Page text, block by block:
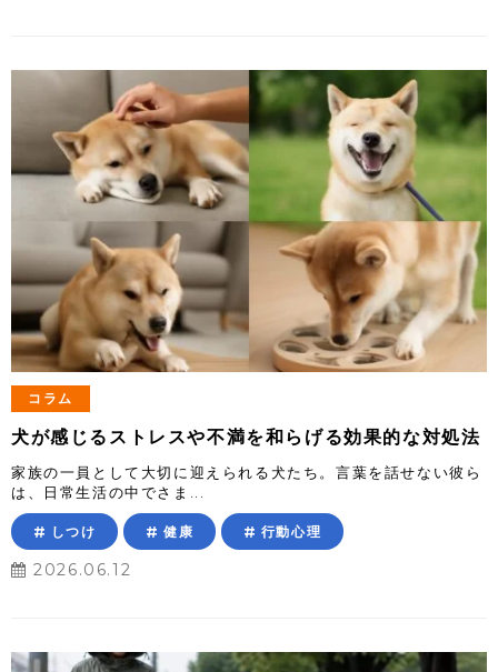
コラム
犬が感じるストレスや不満を和らげる効果的な対処法
家族の一員として大切に迎えられる犬たち。言葉を話せない彼ら
は、日常生活の中でさま...
しつけ 健康 行動心理
2026.06.12